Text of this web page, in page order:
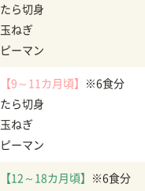
たら切身
玉ねぎ
ピーマン
【9～11カ月頃】
※6食分
たら切身
玉ねぎ
ピーマン
【12～18カ月頃】
※6食分